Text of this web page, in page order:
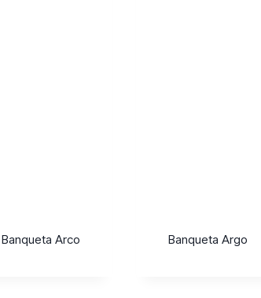
Banqueta Arco Banqueta Argo